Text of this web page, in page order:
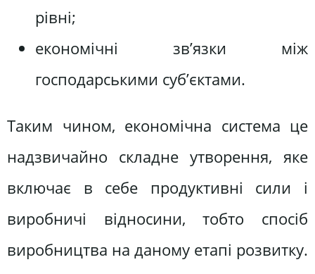
рівні;
економічні зв’язки між
господарськими суб’єктами.
Таким чином, економічна система це
надзвичайно складне утворення, яке
включає в себе продуктивні сили і
виробничі відносини, тобто спосіб
виробництва на даному етапі розвитку.